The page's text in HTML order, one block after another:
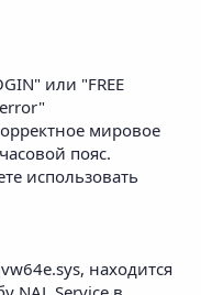
или "FREE
мировое
пояс.
использовать
находится